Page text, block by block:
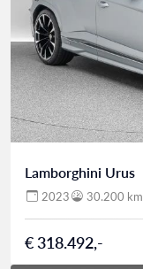
Lamborghini Urus
2023 30.200 km
€ 318.492,-